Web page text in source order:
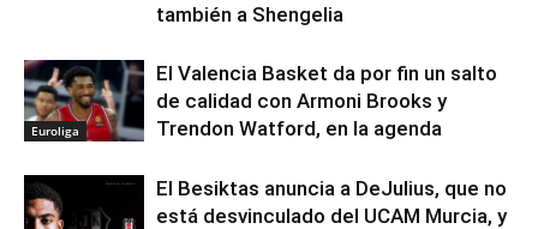
también a Shengelia
Euroliga
El Valencia Basket da por fin un salto
de calidad con Armoni Brooks y
Trendon Watford, en la agenda
El Besiktas anuncia a DeJulius, que no
está desvinculado del UCAM Murcia, y